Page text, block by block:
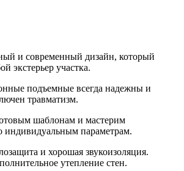
и современный дизайн, который
экстерьер участка.
подъемные всегда надежны и
травматизм.
шаблонам и мастерим
индивидуальным параметрам.
и хорошая звукоизоляция.
утепление стен.